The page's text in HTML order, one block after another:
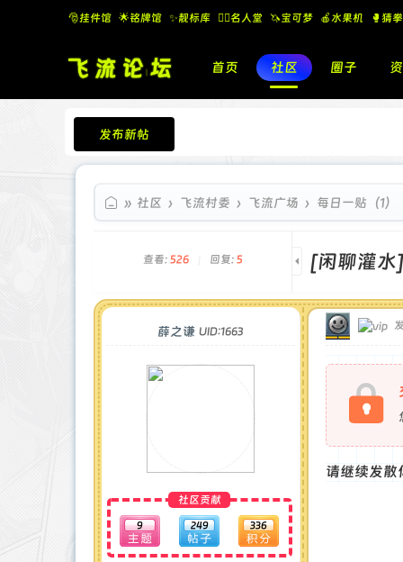
🎅挂件馆 🌟铭牌馆 ✨️靓标库 🧚‍♂️名人堂 🦄宝可梦 🍎水果机 🥊猜拳
首页 社区 圈子
发布新帖
飞流论坛
» 社区 › 飞流村委 › 飞流广场 › 每日一贴（1）
查看: 526 回复: 5 [闲聊灌
薛之谦 UID:1663
社区贡献
9 249 336
请继续发散